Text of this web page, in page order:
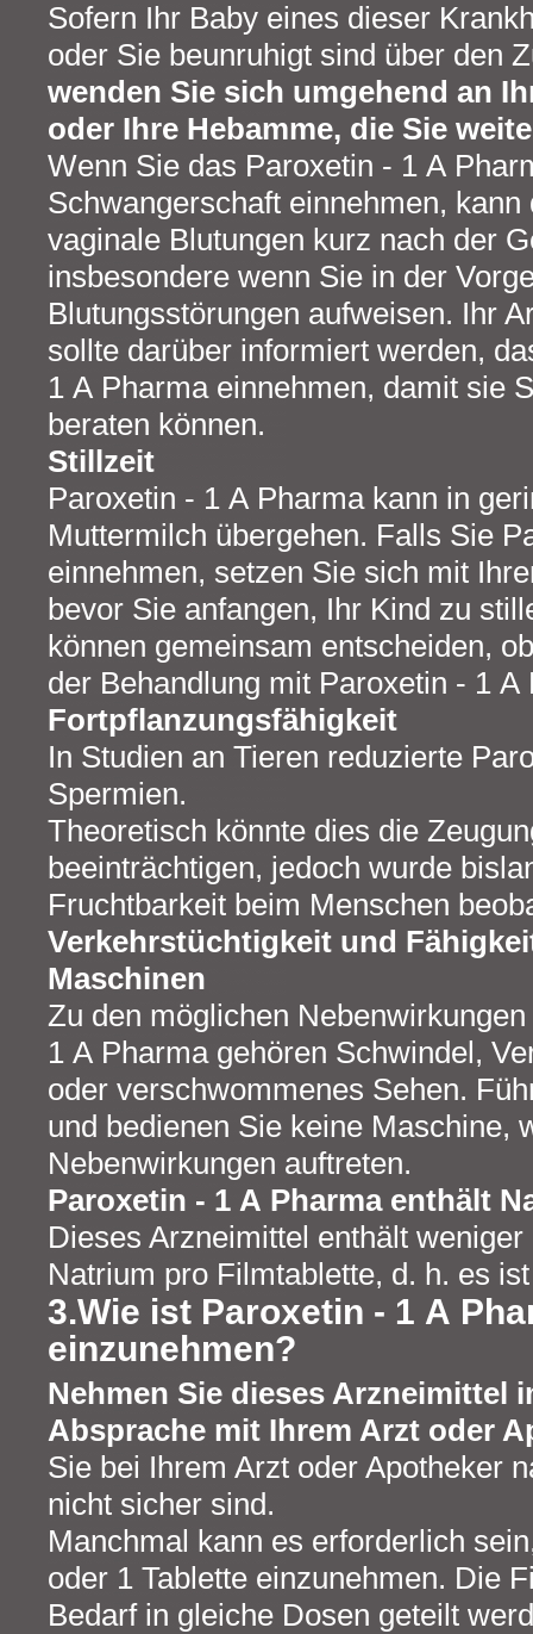
Sofern Ihr Baby eines dieser
oder Sie beunruhigt sind über den
wenden Sie sich umgehend an
oder Ihre Hebamme, die Sie
Wenn Sie das Paroxetin - 1 A
Schwangerschaft einnehmen,
vaginale Blutungen kurz nach der
insbesondere wenn Sie in der
Blutungsstörungen aufweisen. Ihr
sollte darüber informiert werden,
1 A Pharma einnehmen, damit sie
beraten können.
Stillzeit
Paroxetin - 1 A Pharma kann in
Muttermilch übergehen. Falls Sie
einnehmen, setzen Sie sich mit
bevor Sie anfangen, Ihr Kind zu
können gemeinsam entscheiden,
der Behandlung mit Paroxetin - 1 A
Fortpflanzungsfähigkeit
In Studien an Tieren reduzierte
Spermien.
Theoretisch könnte dies die
beeinträchtigen, jedoch wurde
Fruchtbarkeit beim Menschen
Verkehrstüchtigkeit und
Maschinen
Zu den möglichen
1 A Pharma gehören Schwindel,
oder verschwommenes Sehen.
und bedienen Sie keine Maschine,
Nebenwirkungen auftreten.
Paroxetin - 1 A Pharma enthält
Dieses Arzneimittel enthält
Natrium pro Filmtablette, d. h. es
3.Wie ist Paroxetin - 1 A
einzunehmen?
Nehmen Sie dieses Arzneimittel
Absprache mit Ihrem Arzt oder
Sie bei Ihrem Arzt oder Apotheker
nicht sicher sind.
Manchmal kann es erforderlich
oder 1 Tablette einzunehmen. Die
Bedarf in gleiche Dosen geteilt